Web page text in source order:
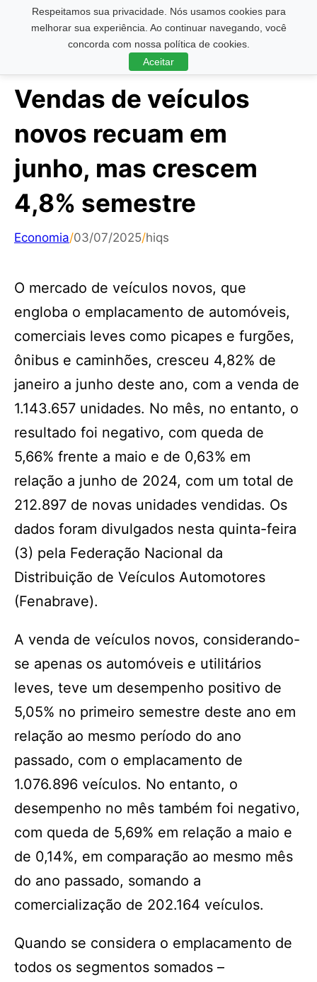
Respeitamos sua privacidade. Nós usamos cookies para
melhorar sua experiência. Ao continuar navegando, você
concorda com nossa política de cookies.
Aceitar
Pesquisar ...
Vendas de veículos
novos recuam em
junho, mas crescem
4,8% semestre
Economia/03/07/2025/hiqs
O mercado de veículos novos, que
engloba o emplacamento de automóveis,
comerciais leves como picapes e furgões,
ônibus e caminhões, cresceu 4,82% de
janeiro a junho deste ano, com a venda de
1.143.657 unidades. No mês, no entanto, o
resultado foi negativo, com queda de
5,66% frente a maio e de 0,63% em
relação a junho de 2024, com um total de
212.897 de novas unidades vendidas. Os
dados foram divulgados nesta quinta-feira
(3) pela Federação Nacional da
Distribuição de Veículos Automotores
(Fenabrave).
A venda de veículos novos, considerando-
se apenas os automóveis e utilitários
leves, teve um desempenho positivo de
5,05% no primeiro semestre deste ano em
relação ao mesmo período do ano
passado, com o emplacamento de
1.076.896 veículos. No entanto, o
desempenho no mês também foi negativo,
com queda de 5,69% em relação a maio e
de 0,14%, em comparação ao mesmo mês
do ano passado, somando a
comercialização de 202.164 veículos.
Quando se considera o emplacamento de
todos os segmentos somados –